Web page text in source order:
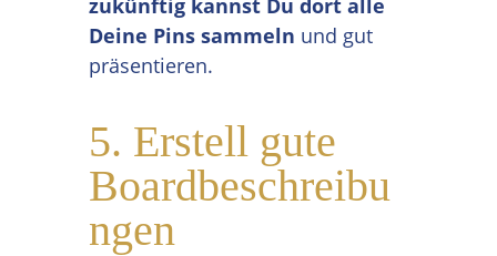
zukünftig kannst Du dort alle
Deine Pins sammeln und gut
präsentieren.
5. Erstell gute
Boardbeschreibu
ngen